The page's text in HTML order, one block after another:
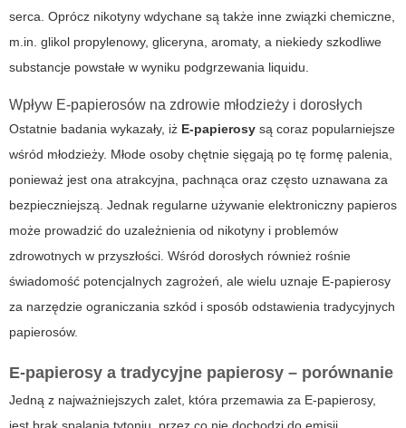
serca. Oprócz nikotyny wdychane są także inne związki chemiczne,
m.in. glikol propylenowy, gliceryna, aromaty, a niekiedy szkodliwe
substancje powstałe w wyniku podgrzewania liquidu.
Wpływ E-papierosów na zdrowie młodzieży i dorosłych
Ostatnie badania wykazały, iż E-papierosy są coraz popularniejsze
wśród młodzieży. Młode osoby chętnie sięgają po tę formę palenia,
ponieważ jest ona atrakcyjna, pachnąca oraz często uznawana za
bezpieczniejszą. Jednak regularne używanie elektroniczny papieros
może prowadzić do uzależnienia od nikotyny i problemów
zdrowotnych w przyszłości. Wśród dorosłych również rośnie
świadomość potencjalnych zagrożeń, ale wielu uznaje E-papierosy
za narzędzie ograniczania szkód i sposób odstawienia tradycyjnych
papierosów.
E-papierosy a tradycyjne papierosy – porównanie
Jedną z najważniejszych zalet, która przemawia za E-papierosy,